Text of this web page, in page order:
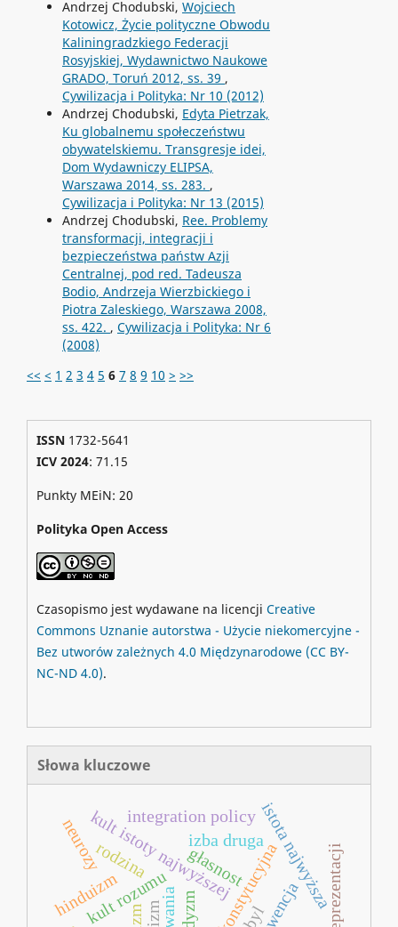
Andrzej Chodubski, Wojciech
Kotowicz, Życie polityczne Obwodu
Kaliningradzkiego Federacji
Rosyjskiej, Wydawnictwo Naukowe
GRADO, Toruń 2012, ss. 39 ,
Cywilizacja i Polityka: Nr 10 (2012)
Andrzej Chodubski, Edyta Pietrzak,
Ku globalnemu społeczeństwu
obywatelskiemu. Transgresje idei,
Dom Wydawniczy ELIPSA,
Warszawa 2014, ss. 283. ,
Cywilizacja i Polityka: Nr 13 (2015)
Andrzej Chodubski, Ree. Problemy
transformacji, integracji i
bezpieczeństwa państw Azji
Centralnej, pod red. Tadeusza
Bodio, Andrzeja Wierzbickiego i
Piotra Zaleskiego, Warszawa 2008,
ss. 422. , Cywilizacja i Polityka: Nr 6
(2008)
<< < 1 2 3 4 5 6 7 8 9 10 > >>
ISSN1732-5641
ICV 2024: 71.15
Punkty MEiN: 20
Polityka Open Access
Czasopismo jest wydawane na licencji Creative
Commons Uznanie autorstwa - Użycie niekomercyjne -
Bez utworów zależnych 4.0 Międzynarodowe (CC BY-
NC-ND 4.0).
Słowa kluczowe
rodzina istota najwyższa
kult istoty najwyższej
kult rozumu
izba druga
hinduizm
głasnost
integration policy
neurozy